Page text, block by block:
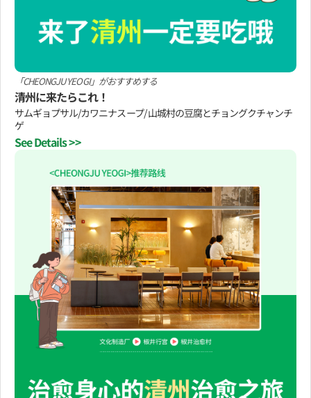
「CHEONGJU YEOGI」がおすすめする
清州に来たらこれ！
サムギョプサル/カワニナスープ/ 山城村の豆腐とチョングクチャンチ
ゲ
See Details >>